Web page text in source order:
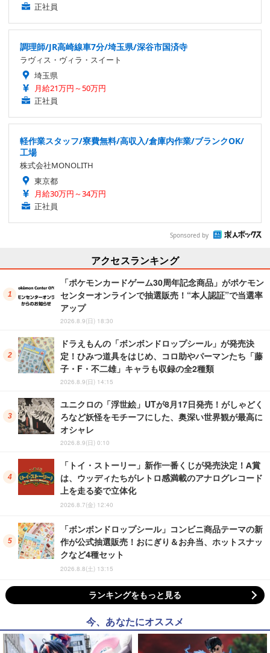
正社員
調理師/JR高崎線車7分/埼玉県/深谷市国済寺
ラヴィス・ヴィラ・スイート
埼玉県
月給21万円～50万円
正社員
軽作業スタッフ/寮費無料/高収入/倉庫内作業/ブランクOK/
工場
株式会社MONOLITH
東京都
月給30万円～34万円
正社員
Sponsored by
アクセスランキング
「ポケモンカードゲーム30周年記念商品」がポケモン
センターオンラインで抽選販売！“本人認証”で当選率
アップ
2026.8.9(日) 18:30
ドラえもんの「ボンボンドロップシール」が発売決
定！ひみつ道具をはじめ、コロ助やパーマンたち「藤
子・F・不二雄」キャラも収録の全2種類
2026.8.9(日) 14:15
ユニクロの「浮世絵」UTが8月17日発売！がしゃどく
ろなど妖怪をモチーフにした、奥深い世界観が最高に
オシャレ
2026.8.9(日) 0:10
「トイ・ストーリー」新作一番くじが発売決定！A賞
は、ウッディたちがレトロ感満載のアナログレコード
上を走る姿で立体化
2026.8.7(金) 12:40
「ボンボンドロップシール」コンビニ商品テーマの新
作が公式抽選販売！おにぎり＆お弁当、ホットスナッ
クなど4種セット
2026.8.8(土) 13:15
ランキングをもっと見る
今、あなたにオススメ